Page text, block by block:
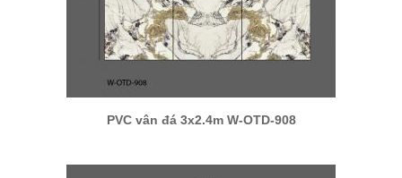
PVC vân đá 3x2.4m W-OTD-908